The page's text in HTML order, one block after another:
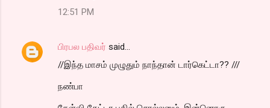
12:51 PM
பிரபல பதிவர் said…
//இந்த மாசம் முழுதும் நாந்தான் டார்கெட்டா?? ///
நண்பா